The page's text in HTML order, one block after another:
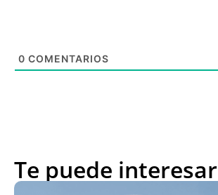
0 COMENTARIOS
Te puede interesar